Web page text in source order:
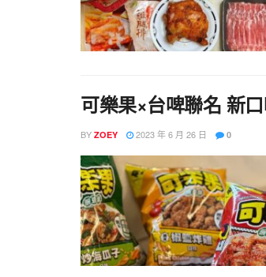
可樂果×台啤聯名 新
BY ZOEY 2023 年 6 月 26 日 0